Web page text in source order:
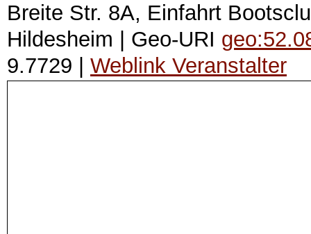
Breite Str. 8A, Einfahrt
Hildesheim | Geo-URI
9.7729 | Weblink Veranstalter